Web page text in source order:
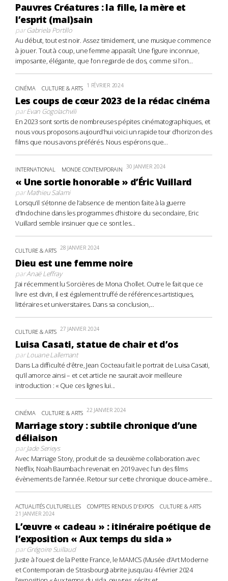
Pauvres Créatures : la fille, la mère et
l’esprit (mal)sain
parGabriela Portillo
Au début, tout est noir. Assez timidement, une musique commence
à jouer. Tout à coup, une femme apparaît. Une figure inconnue,
imposante, élégante, que l’on regarde de dos, comme si l’on...
CINÉMA CULTURE & ARTS 1 FÉVRIER 2024
Les coups de cœur 2023 de la rédac cinéma
parEvan Gogolachvili
En 2023 sont sortis de nombreuses pépites cinématographiques, et
nous vous proposons aujourd’hui voici un rapide tour d’horizon des
films que nous avons préférés. Nous espérons que...
INTERNATIONAL MONDE CONTEMPORAIN 30 JANVIER 2024
« Une sortie honorable » d’Éric Vuillard
parMathieu Salami
Lorsqu’il s’étonne de l’absence de mention faite à la guerre
d’Indochine dans les programmes d’histoire du secondaire, Eric
Vuillard semble insinuer que ce sont les...
CULTURE & ARTS 28 JANVIER 2024
Dieu est une femme noire
parAnaë Leffray
J’ai récemment lu Sorcières de Mona Chollet. Outre le fait que ce
livre est divin, il est également truffé de références artistiques,
littéraires et universitaires. Dans sa conclusion,...
CULTURE & ARTS 27 JANVIER 2024
Luisa Casati, statue de chair et d’os
parLouane Lallemant
Dans La difficulté d’être, Jean Cocteau fait le portrait de Luisa Casati,
qu’il amorce ainsi – et cet article ne saurait avoir meilleure
introduction : « Que ces lignes lui...
CINÉMA CULTURE & ARTS 22 JANVIER 2024
Marriage story : subtile chronique d’une
déliaison
parJade Serieys
Avec Marriage Story, produit de sa deuxième collaboration avec
Netflix, Noah Baumbach revenait en 2019 avec l’un des films
évènements de l’année. Retour sur cette chronique douce-amère...
ACTUALITÉS CULTURELLES COMPTES RENDUS D'EXPOS CULTURE & ARTS
21 JANVIER 2024
L’œuvre « cadeau » : itinéraire poétique de
l’exposition « Aux temps du sida »
parGrégoire Suillaud
Juste à l’ouest de la Petite France, le MAMCS (Musée d’Art Moderne
et Contemporain de Strasbourg) abrite jusqu’au 4 février 2024